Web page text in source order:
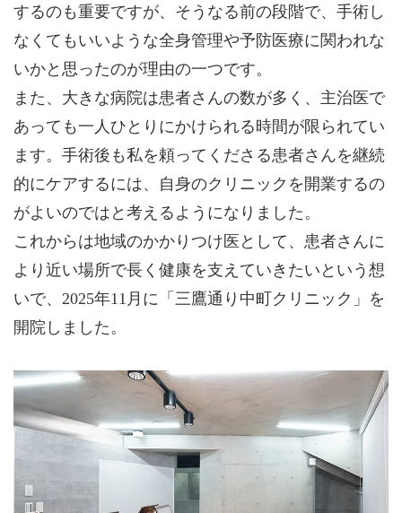
するのも重要ですが、そうなる前の段階で、手術し
なくてもいいような全身管理や予防医療に関われな
いかと思ったのが理由の一つです。
また、大きな病院は患者さんの数が多く、主治医で
あっても一人ひとりにかけられる時間が限られてい
ます。手術後も私を頼ってくださる患者さんを継続
的にケアするには、自身のクリニックを開業するの
がよいのではと考えるようになりました。
これからは地域のかかりつけ医として、患者さんに
より近い場所で長く健康を支えていきたいという想
いで、2025年11月に「三鷹通り中町クリニック」を
開院しました。